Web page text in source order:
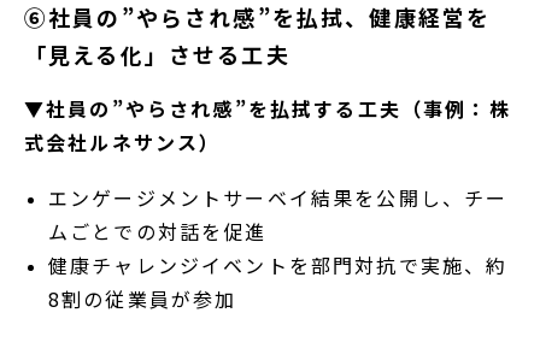
⑥社員の”やらされ感”を払拭、健康経営を
「見える化」させる工夫
▼社員の”やらされ感”を払拭する工夫（事例：株
式会社ルネサンス）
エンゲージメントサーベイ結果を公開し、チー
ムごとでの対話を促進
健康チャレンジイベントを部門対抗で実施、約
8割の従業員が参加